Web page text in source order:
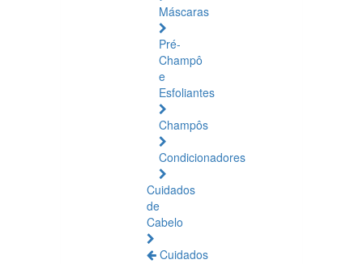
Máscaras
Pré-
Champô
e
Esfoliantes
Champôs
Condicionadores
Cuidados
de
Cabelo
Cuidados